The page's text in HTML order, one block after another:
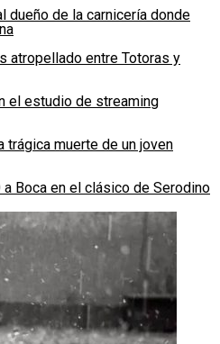
dueño de la carnicería donde
atropellado entre Totoras y
el estudio de streaming
trágica muerte de un joven
Boca en el clásico de Serodino